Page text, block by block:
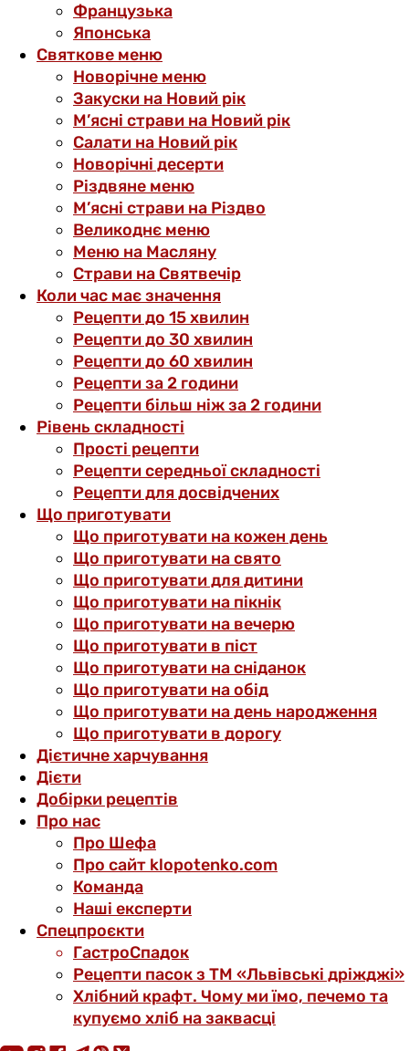
Французька
Японська
Святкове меню
Новорічне меню
Закуски на Новий рік
М’ясні страви на Новий рік
Салати на Новий рік
Новорічні десерти
Різдвяне меню
М’ясні страви на Різдво
Великоднє меню
Меню на Масляну
Страви на Святвечір
Коли час має значення
Рецепти до 15 хвилин
Рецепти до 30 хвилин
Рецепти до 60 хвилин
Рецепти за 2 години
Рецепти більш ніж за 2 години
Рівень складності
Прості рецепти
Рецепти середньої складності
Рецепти для досвідчених
Що приготувати
Що приготувати на кожен день
Що приготувати на свято
Що приготувати для дитини
Що приготувати на пікнік
Що приготувати на вечерю
Що приготувати в піст
Що приготувати на сніданок
Що приготувати на обід
Що приготувати на день народження
Що приготувати в дорогу
Дієтичне харчування
Дієти
Добірки рецептів
Про нас
Про Шефа
Про сайт klopotenko.com
Команда
Наші експерти
Спецпроєкти
ГастроСпадок
Рецепти пасок з ТМ «Львівські дріжджі»
Хлібний крафт. Чому ми їмо, печемо та
купуємо хліб на заквасці